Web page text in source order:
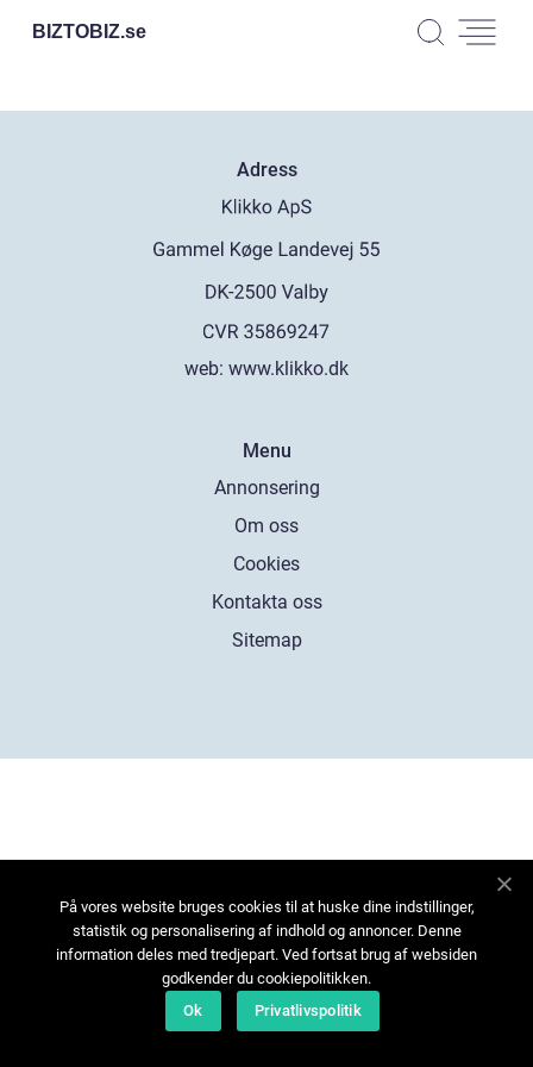
BIZTOBIZ.se
Adress
web: www.klikko.dk
Menu
Annonsering
Om oss
Cookies
Kontakta oss
Sitemap
På vores website bruges cookies til at huske dine indstillinger,
statistik og personalisering af indhold og annoncer. Denne
information deles med tredjepart. Ved fortsat brug af websiden
godkender du cookiepolitikken.
Ok
Privatlivspolitik